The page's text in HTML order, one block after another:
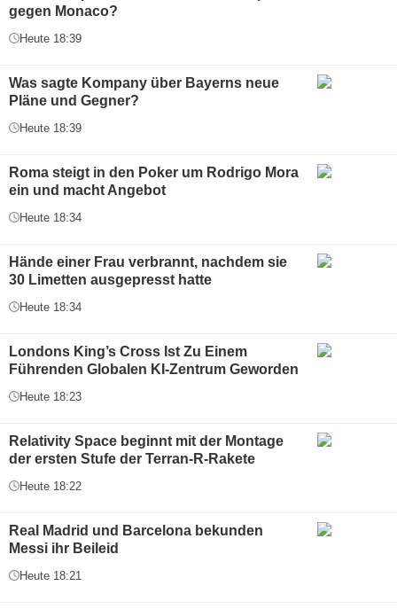
gegen Monaco?
Heute 18:39
Was sagte Kompany über Bayerns neue
Pläne und Gegner?
Heute 18:39
Roma steigt in den Poker um Rodrigo Mora
ein und macht Angebot
Heute 18:34
Hände einer Frau verbrannt, nachdem sie
30 Limetten ausgepresst hatte
Heute 18:34
Londons King’s Cross Ist Zu Einem
Führenden Globalen KI-Zentrum Geworden
Heute 18:23
Relativity Space beginnt mit der Montage
der ersten Stufe der Terran-R-Rakete
Heute 18:22
Real Madrid und Barcelona bekunden
Messi ihr Beileid
Heute 18:21